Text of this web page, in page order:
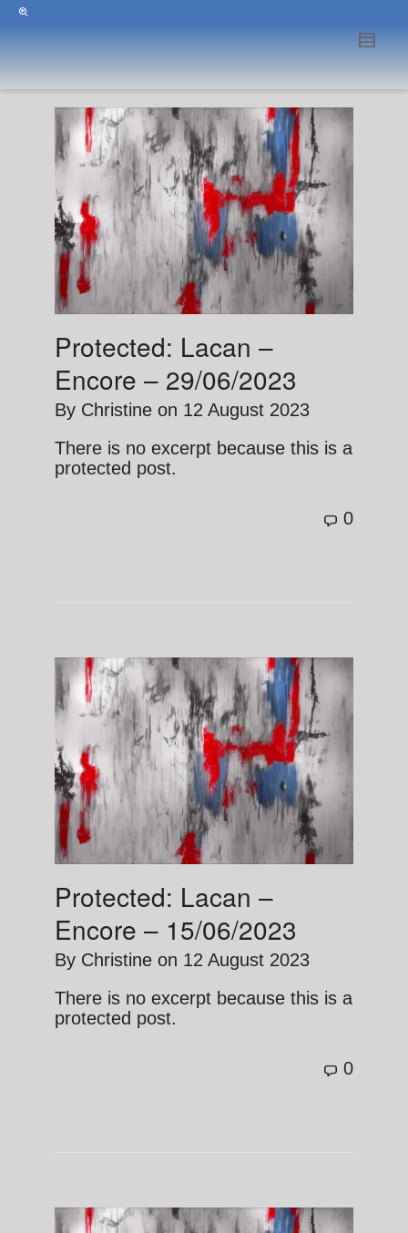
Protected: Lacan –
Encore – 29/06/2023
By Christine on 12 August 2023
There is no excerpt because this is a
protected post.
0
Protected: Lacan –
Encore – 15/06/2023
By Christine on 12 August 2023
There is no excerpt because this is a
protected post.
0